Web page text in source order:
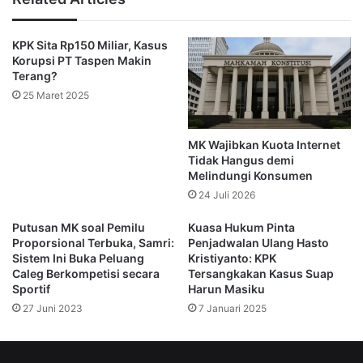
Pengawas (Dewas) KPK 2024-2029 harusnya berada di
2024. Oleh karena itu, dia menilai bahwa keputusan
Presiden Joko Widodo yang membentuk Pansel pada 2023
tidak sesuai dengan ketentuan yang telah diputuskan MK.
“Presiden Joko Widodo tidak bisa menafsirkan sendiri
ketentuan yang sudah diputuskan oleh MK,” tegas Maqdir.
Menurutnya, langkah tersebut bisa dikategorikan sebagai
sebagai contempt of constitutional court.
Pihaknya menganggap bahwa pembentukan Pansel oleh
Presiden saat ini bertentangan dengan prinsip finalitas dan
kewenangan yang dimiliki oleh Presiden yang baru terpilih,
KPK Sita Rp150 Miliar, Kasus
Korupsi PT Taspen Makin
Terang?
25 Maret 2025
MK Wajibkan Kuota Internet
Tidak Hangus demi
Melindungi Konsumen
24 Juli 2026
Putusan MK soal Pemilu
Proporsional Terbuka, Samri:
Sistem Ini Buka Peluang
Caleg Berkompetisi secara
Sportif
27 Juni 2023
Kuasa Hukum Pinta
Penjadwalan Ulang Hasto
Kristiyanto: KPK
Tersangkakan Kasus Suap
Harun Masiku
7 Januari 2025